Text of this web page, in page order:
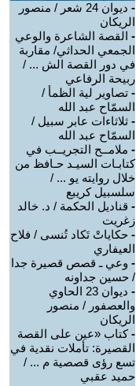
-
ديوان 24 شعر / منصور
الريكان
- القصة الشاعرة والوعي
الجمعي الحداثي/ مقاربة
في دور القصة الش ... /
ربيحة الرفاعي
- تصاوير لية الظمأ /
السمّاح عبد الله
- ثلاثاءات عابر سبيل /
السمّاح عبد الله
- ملامــح التجريــب في
كتابـات السيـد حـافظ من
خلال روايته يو ... /
سلسبيل كريبع
- قناديل الحكمة / د. خالد
زغريت
- حكاياتْ تَكاد تُنسى / فلاح
العيفاري
- وعي ـ قصص قصيرة جدا
/ حسين جداونه
-
ديوان 23 الحاوي
والعصفور / منصور
الريكان
-كتاب «عين على القصة
القصيرة: تأملات نقدية في
تسع رؤى قصصية م ... /
حميد عقبي